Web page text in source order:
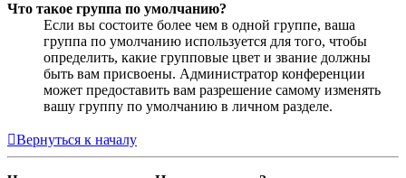
Что такое группа по умолчанию?
Если вы состоите более чем в одной группе, ваша
группа по умолчанию используется для того, чтобы
определить, какие групповые цвет и звание должны
быть вам присвоены. Администратор конференции
может предоставить вам разрешение самому изменять
вашу группу по умолчанию в личном разделе.
Вернуться к началу